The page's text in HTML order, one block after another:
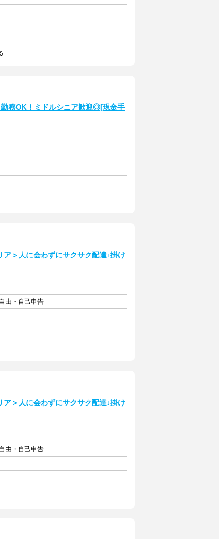
務OK！ミドルシニア歓迎◎[現金手
＞人に会わずにサクサク配達♪掛け
由・自己申告
＞人に会わずにサクサク配達♪掛け
由・自己申告